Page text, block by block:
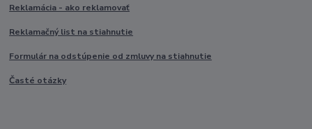
Reklamácia - ako reklamovať
Reklamačný list na stiahnutie
Formulár na odstúpenie od zmluvy na stiahnutie
Časté otázky